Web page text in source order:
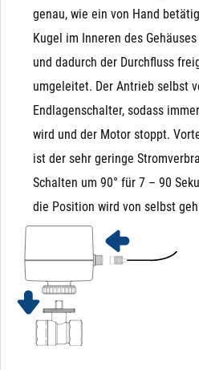
genau, wie ein von Hand
Kugel im Inneren des
und dadurch der Durchfluss
umgeleitet. Der Antrieb selbst
Endlagenschalter, sodass
wird und der Motor stoppt.
ist der sehr geringe
Schalten um 90° für 7 – 90
die Position wird von selbst